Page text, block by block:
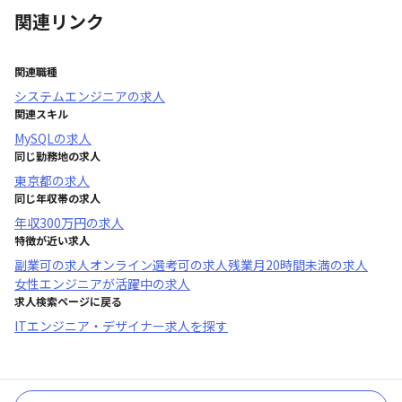
関連リンク
関連職種
システムエンジニアの求人
関連スキル
MySQLの求人
同じ勤務地の求人
東京都の求人
同じ年収帯の求人
年収300万円の求人
特徴が近い求人
副業可の求人オンライン選考可の求人残業月20時間未満の求人
女性エンジニアが活躍中の求人
求人検索ページに戻る
ITエンジニア・デザイナー求人を探す